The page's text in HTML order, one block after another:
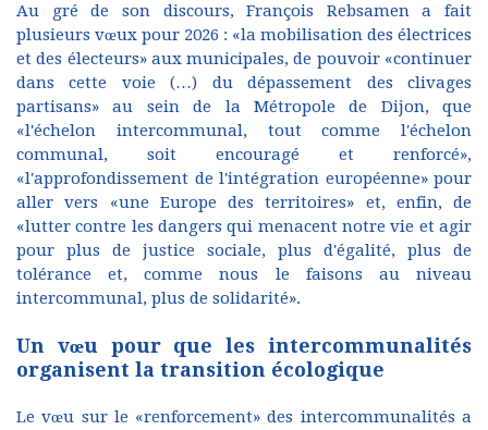
Au gré de son discours, François Rebsamen a fait
plusieurs vœux pour 2026 : «la mobilisation des électrices
et des électeurs» aux municipales, de pouvoir «continuer
dans cette voie (…) du dépassement des clivages
partisans» au sein de la Métropole de Dijon, que
«l'échelon intercommunal, tout comme l'échelon
communal, soit encouragé et renforcé»,
«l'approfondissement de l'intégration européenne» pour
aller vers «une Europe des territoires» et, enfin, de
«lutter contre les dangers qui menacent notre vie et agir
pour plus de justice sociale, plus d'égalité, plus de
tolérance et, comme nous le faisons au niveau
intercommunal, plus de solidarité».
Un vœu pour que les intercommunalités
organisent la transition écologique
Le vœu sur le «renforcement» des intercommunalités a